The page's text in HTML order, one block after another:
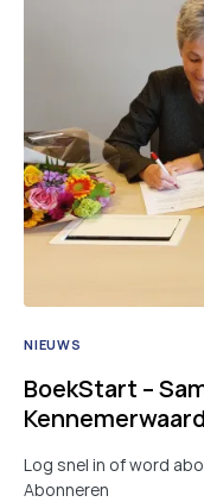
NIEUWS
BoekStart –
Log snel in of word
Abonneren